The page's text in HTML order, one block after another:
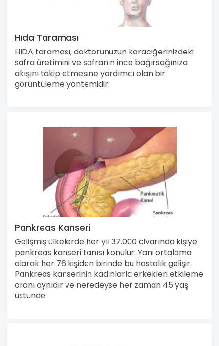
Hıda Taraması
HIDA taraması, doktorunuzun karaciğerinizdeki
safra üretimini ve safranın ince bağırsağınıza
akışını takip etmesine yardımcı olan bir
görüntüleme yöntemidir.
Pankreas Kanseri
Gelişmiş ülkelerde her yıl 37.000 civarında kişiye
pankreas kanseri tanısı konulur. Yani ortalama
olarak her 76 kişiden birinde bu hastalık gelişir.
Pankreas kanserinin kadınlarla erkekleri etkileme
oranı aynıdır ve neredeyse her zaman 45 yaş
üstünde